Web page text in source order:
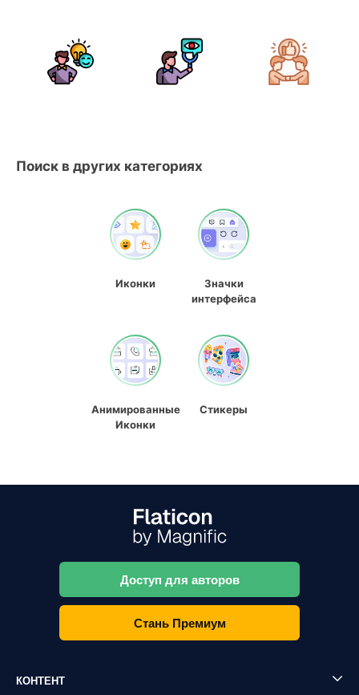
Поиск в других категориях
Иконки
Значки
интерфейса
Анимированные
Иконки
Стикеры
Доступ для авторов
Стань Премиум
КОНТЕНТ